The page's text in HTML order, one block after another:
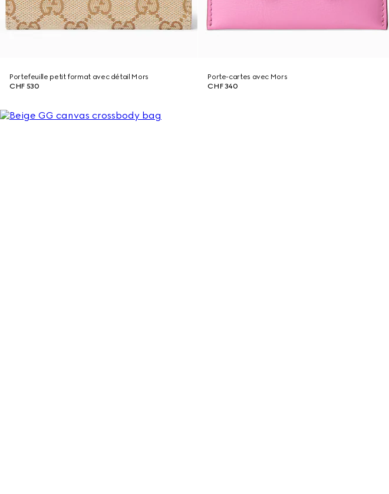
Portefeuille petit format avec détail Mors
CHF 530
Porte-cartes avec Mors
CHF 340